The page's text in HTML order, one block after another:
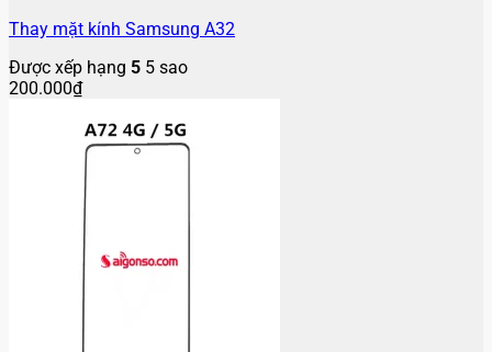
Thay mặt kính Samsung A32
Được xếp hạng 5 5 sao
200.000₫